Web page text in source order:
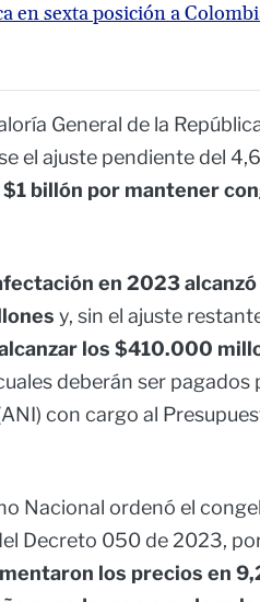
en sexta posición a
General de la
el ajuste pendiente del
billón por mantener
en 2023
y, sin el ajuste
los $410.000
deberán ser pagados
con cargo al
Nacional ordenó el
Decreto 050 de 2023,
los precios en